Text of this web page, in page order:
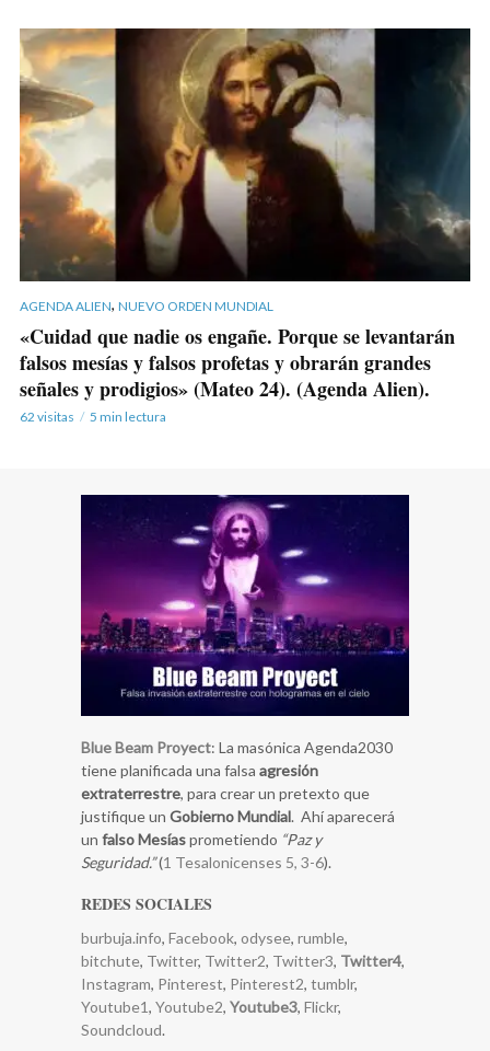
AGENDA ALIEN, NUEVO ORDEN MUNDIAL
«Cuidad que nadie os engañe. Porque se levantarán
falsos mesías y falsos profetas y obrarán grandes
señales y prodigios» (Mateo 24). (Agenda Alien).
62 visitas 5 min lectura
Blue Beam Proyect: La masónica Agenda2030
tiene planificada una falsa agresión
extraterrestre, para crear un pretexto que
justifique un Gobierno Mundial. Ahí aparecerá
un falso Mesíasprometiendo “Paz y
Seguridad.”(1 Tesalonicenses 5, 3-6).
REDES SOCIALES
burbuja.info, Facebook, odysee, rumble,
bitchute, Twitter, Twitter2, Twitter3, Twitter4,
Instagram, Pinterest, Pinterest2, tumblr,
Youtube1, Youtube2, Youtube3, Flickr,
Soundcloud.